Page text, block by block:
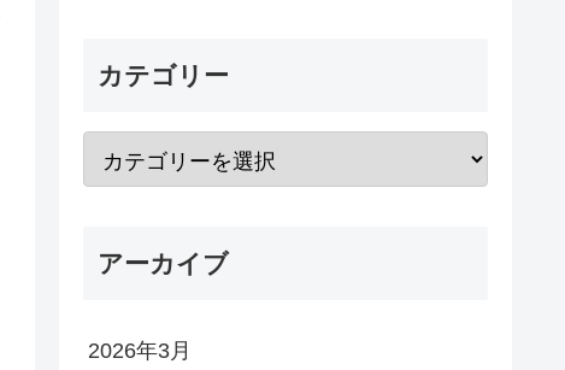
カテゴリー
アーカイブ
2026年3月